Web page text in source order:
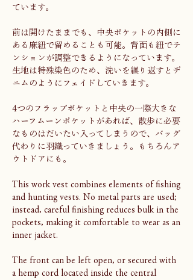
ています。
前は開けたままでも、中央ポケットの内側に
ある麻紐で留めることも可能。背面も紐でテ
ンションが調整できるようになっています。
生地は特殊染色のため、洗いを繰り返すとデ
ニムのようにフェイドしていきます。
4つのフラップポケットと中央の一際大きな
ハーフムーンポケットがあれば、散歩に必要
なものはだいたい入ってしまうので、バッグ
代わりに羽織っていきましょう。もちろんア
ウトドアにも。
This work vest combines elements of fishing
and hunting vests. No metal parts are used;
instead, careful finishing reduces bulk in the
pockets, making it comfortable to wear as an
inner jacket.
The front can be left open, or secured with
a hemp cord located inside the central